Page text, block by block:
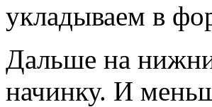
укладываем в
Дальше на
начинку. И